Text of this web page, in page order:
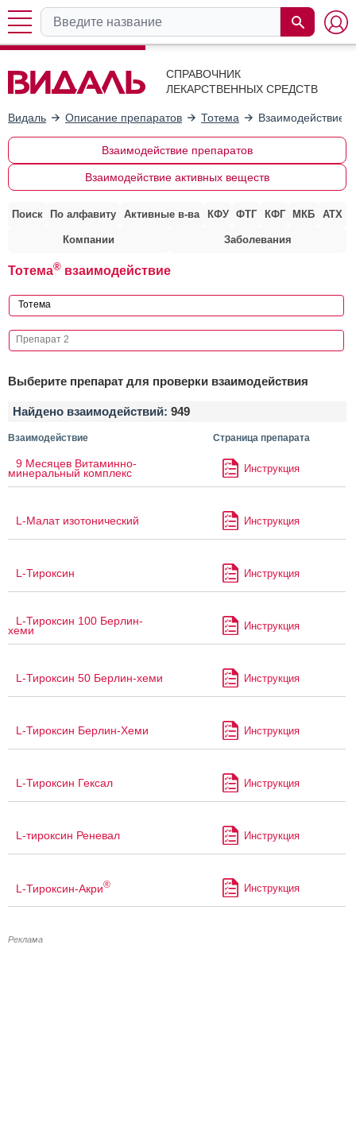
СПРАВОЧНИК
ЛЕКАРСТВЕННЫХ СРЕДСТВ
Видаль Описание препаратов Тотема Взаимодействие
Взаимодействие препаратов
Взаимодействие активных веществ
Поиск По алфавиту Активные в-ва КФУ ФТГ КФГ МКБ АТХ
Компании Заболевания
Тотема® взаимодействие
Выберите препарат для проверки взаимодействия
Найдено взаимодействий: 949
Взаимодействие Страница препарата
9 Месяцев Витаминно-
минеральный комплекс Инструкция
L-Малат изотонический Инструкция
L-Тироксин Инструкция
L-Тироксин 100 Берлин-
хеми Инструкция
L-Тироксин 50 Берлин-хеми Инструкция
L-Тироксин Берлин-Хеми Инструкция
L-Тироксин Гексал Инструкция
L-тироксин Реневал Инструкция
L-Тироксин-Акри® Инструкция
Реклама